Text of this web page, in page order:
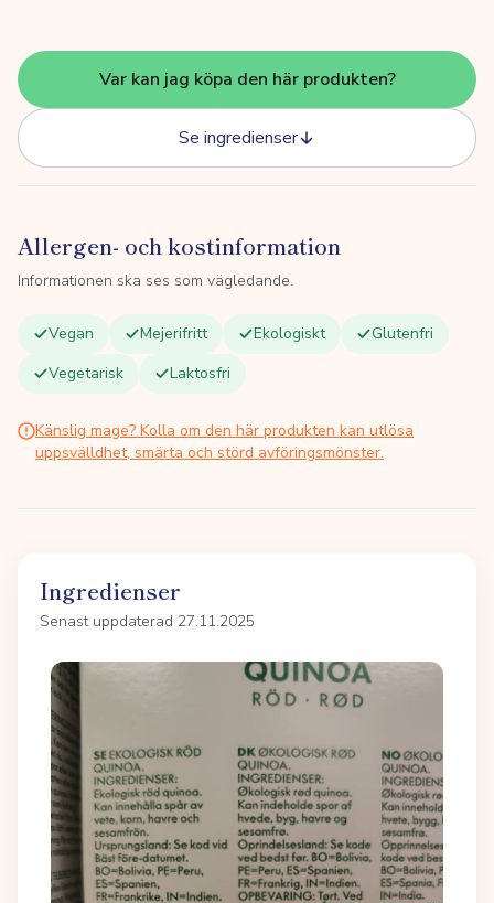
Var kan jag köpa den här produkten?
Se ingredienser
Allergen- och kostinformation
Informationen ska ses som vägledande.
Vegan Mejerifritt Ekologiskt
Glutenfri
Vegetarisk
Laktosfri
Känslig mage? Kolla om den här produkten kan utlösa
uppsvälldhet, smärta och störd avföringsmönster.
Ingredienser
Senast uppdaterad 27.11.2025